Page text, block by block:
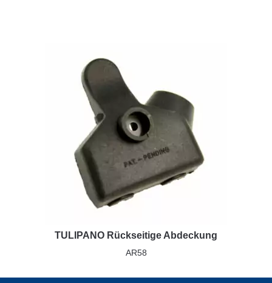
TULIPANO Rückseitige Abdeckung
AR58